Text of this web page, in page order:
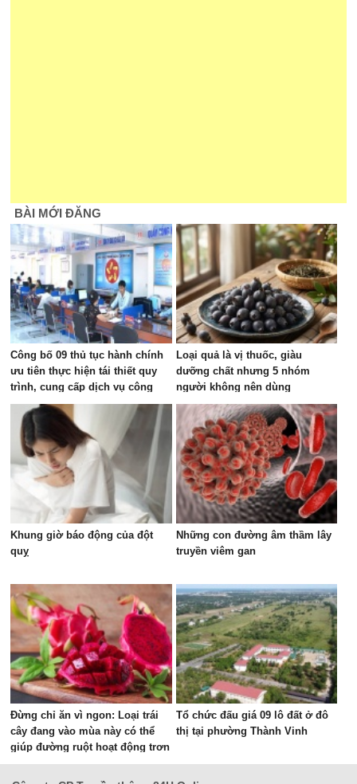
BÀI MỚI ĐĂNG
Công bố 09 thủ tục hành chính
ưu tiên thực hiện tái thiết quy
trình, cung cấp dịch vụ công
trực tuyến trên địa bàn tỉnh
Loại quả là vị thuốc, giàu
dưỡng chất nhưng 5 nhóm
người không nên dùng
Khung giờ báo động của đột
quỵ
Những con đường âm thầm lây
truyền viêm gan
Đừng chỉ ăn vì ngon: Loại trái
cây đang vào mùa này có thể
giúp đường ruột hoạt động trơn
tru hơn
Tổ chức đấu giá 09 lô đất ở đô
thị tại phường Thành Vinh